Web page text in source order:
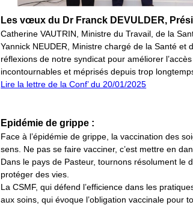
Les vœux du Dr Franck DEVULDER,
Catherine VAUTRIN, Ministre du Travail, de la
Yannick NEUDER, Ministre chargé de la Santé et
réflexions de notre syndicat pour améliorer
incontournables et méprisés depuis trop
Lire la lettre de la Conf’ du 20/01/2025
Epidémie de grippe :
Face à l’épidémie de grippe, la vaccination des
sens. Ne pas se faire vacciner, c’est mettre en
Dans le pays de Pasteur, tournons résolument le
protéger des vies.
La CSMF, qui défend l’efficience dans les
aux soins, qui évoque l’obligation vaccinale pour